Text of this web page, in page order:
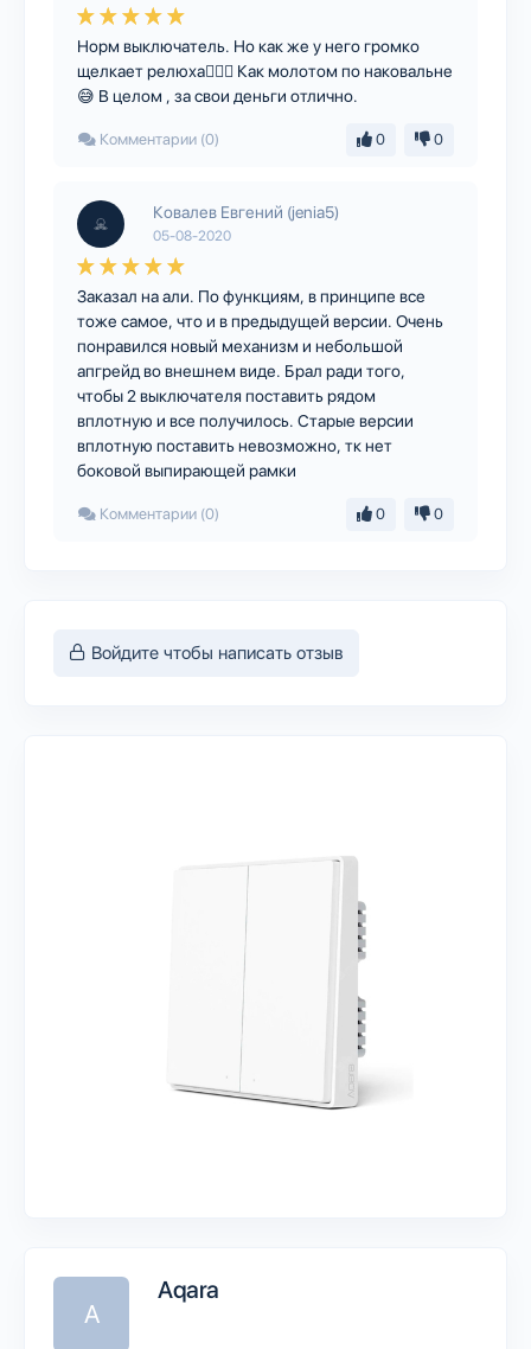
Норм выключатель. Но как же у него громко
щелкает релюха🤦🏻‍♂️ Как молотом по наковальне
😅 В целом , за свои деньги отлично.
Комментарии (0) 0 0
Ковалев Евгений (jenia5)
05-08-2020
Заказал на али. По функциям, в принципе все
тоже самое, что и в предыдущей версии. Очень
понравился новый механизм и небольшой
апгрейд во внешнем виде. Брал ради того,
чтобы 2 выключателя поставить рядом
вплотную и все получилось. Старые версии
вплотную поставить невозможно, тк нет
боковой выпирающей рамки
Комментарии (0) 0 0
Войдите чтобы написать отзыв
A
Aqara